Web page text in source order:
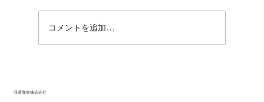
コメントを追加…
渓濱商事株式会社